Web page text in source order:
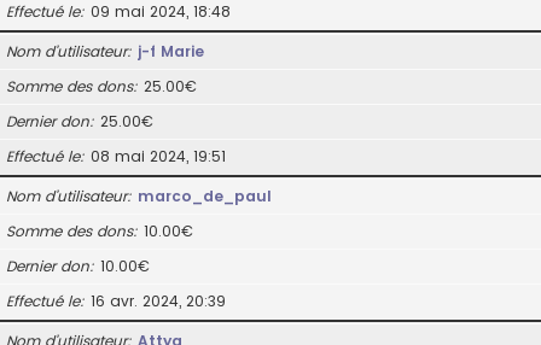
Effectué le 09 mai 2024, 18:48
Nom d’utilisateur j-f Marie
Somme des dons 25.00€
Dernier don 25.00€
Effectué le 08 mai 2024, 19:51
Nom d’utilisateur marco_de_paul
Somme des dons 10.00€
Dernier don 10.00€
Effectué le 16 avr. 2024, 20:39
Nom d’utilisateur Attya